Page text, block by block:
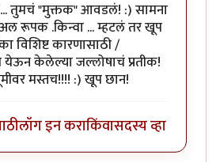
भावनांशी सहमतbyllपुण्याचे पेशवेll
तुमचं "मुक्तक" आवडलं! :) सामना
रूपक .किन्वा ... म्हटलं तर खूप
विशिष्ट कारणासाठी /
येऊन केलेल्या जल्लोषाचं प्रतीक!
मस्तच!!!! :) खूप छान!
लॉग इन कराकिंवासदस्य व्हा